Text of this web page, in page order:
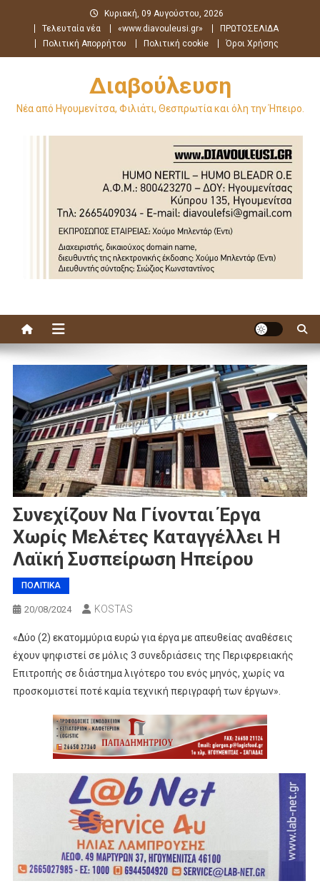
περιεχόμενο
Κυριακή, 09 Αυγούστου, 2026
Τελευταία νέα
«www.diavouleusi.gr»
ΠΡΩΤΟΣΕΛΙΔΑ
Πολιτική Απορρήτου
Πολιτική cookie Όροι Χρήσης
Διαβούλευση
Νέα από Ηγουμενίτσα, Φιλιάτι, Θεσπρωτία και όλη την Ήπειρο.
Συνεχίζουν Να Γίνονται Έργα
Χωρίς Μελέτες Καταγγέλλει Η
Λαϊκή Συσπείρωση Ηπείρου
ΠΟΛΙΤΙΚΑ
20/08/2024 KOSTAS
«Δύο (2) εκατομμύρια ευρώ για έργα με απευθείας αναθέσεις
έχουν ψηφιστεί σε μόλις 3 συνεδριάσεις της Περιφερειακής
Επιτροπής σε διάστημα λιγότερο του ενός μηνός, χωρίς να
προσκομιστεί ποτέ καμία τεχνική περιγραφή των έργων».